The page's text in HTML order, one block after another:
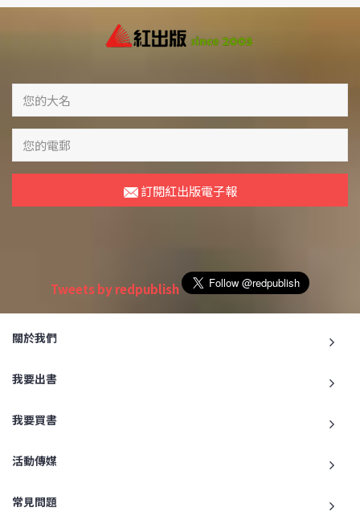
訂閱紅出版電子報
Tweets by redpublish
關於我們
我要出書
我要買書
活動傳媒
常見問題